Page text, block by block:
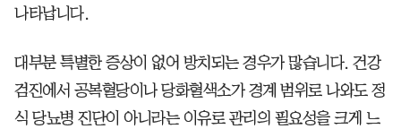
나타납니다.
대부분 특별한 증상이 없어 방치되는 경우가 많습니다. 건강
검진에서 공복혈당이나 당화혈색소가 경계 범위로 나와도 정
식 당뇨병 진단이 아니라는 이유로 관리의 필요성을 크게 느